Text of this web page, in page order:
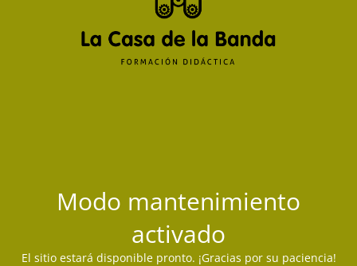
Modo mantenimiento
activado
El sitio estará disponible pronto. ¡Gracias por su paciencia!